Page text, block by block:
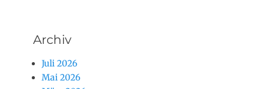
Archiv
Juli 2026
Mai 2026